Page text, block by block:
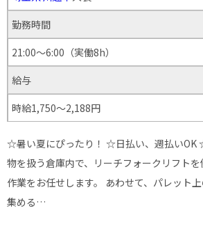
勤務時間
21:00～6:00（実働8h）
給与
時給1,750～2,188円
☆暑い夏にぴったり！ ☆日払い、週払いOK
物を扱う倉庫内で、リーチフォークリフト
作業をお任せします。 あわせて、パレット
集める…